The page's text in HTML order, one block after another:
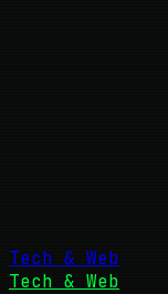
Tech & Web
Tech & Web